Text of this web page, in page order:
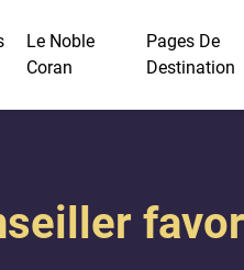
Le Noble
Coran
Pages De
Destination